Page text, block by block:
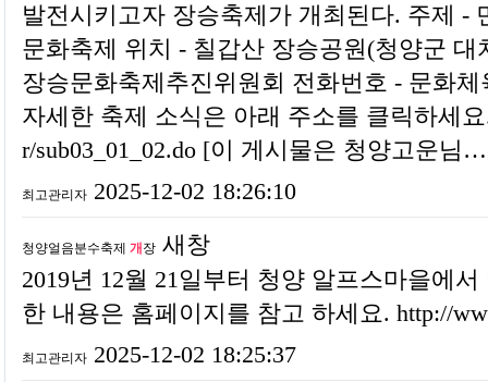
발전시키고자 장승축제가 개최된다. 주제 -
문화축제 위치 - 칠갑산 장승공원(청양군 대
장승문화축제추진위원회 전화번호 - 문화체
자세한 축제 소식은 아래 주소를 클릭하세요
r/sub03_01_02.do [이 게시물은 청양고운님…
최고관리자 2025-12-02 18:26:10
청양얼음분수축제 개 장 새창
2019년 12월 21일부터 청양 알프스마을에
한 내용은 홈페이지를 참고 하세요. http://
최고관리자 2025-12-02 18:25:37